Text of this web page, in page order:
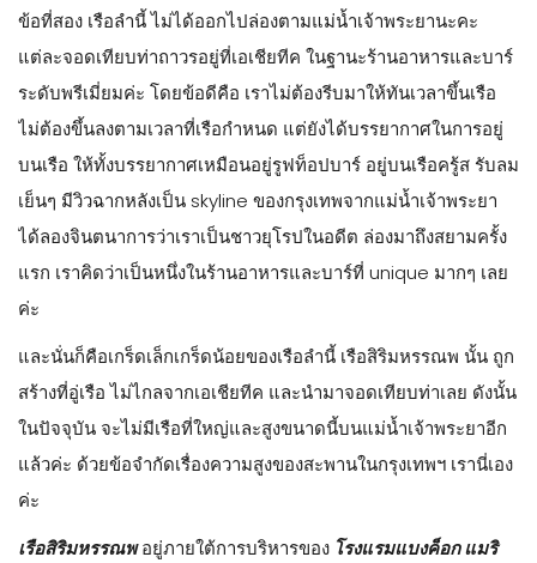
ข้อที่สอง เรือลำนี้ ไม่ได้ออกไปล่องตามแม่น้ำเจ้าพระยานะคะ
แต่ละจอดเทียบท่าถาวรอยู่ที่เอเชียทีค ในฐานะร้านอาหารและบาร์
ระดับพรีเมี่ยมค่ะ โดยข้อดีคือ เราไม่ต้องรีบมาให้ทันเวลาขึ้นเรือ
ไม่ต้องขึ้นลงตามเวลาที่เรือกำหนด แต่ยังได้บรรยากาศในการอยู่
บนเรือ ให้ทั้งบรรยากาศเหมือนอยู่รูฟท็อปบาร์ อยู่บนเรือครู้ส รับลม
เย็นๆ มีวิวฉากหลังเป็น skyline ของกรุงเทพจากแม่น้ำเจ้าพระยา
ได้ลองจินตนาการว่าเราเป็นชาวยุโรปในอดีต ล่องมาถึงสยามครั้ง
แรก เราคิดว่าเป็นหนึ่งในร้านอาหารและบาร์ที่ unique มากๆ เลย
ค่ะ
และนั่นก็คือเกร็ดเล็กเกร็ดน้อยของเรือลำนี้ เรือสิริมหรรณพ นั้น ถูก
สร้างที่อู่เรือ ไม่ไกลจากเอเชียทีค และนำมาจอดเทียบท่าเลย ดังนั้น
ในปัจจุบัน จะไม่มีเรือที่ใหญ่และสูงขนาดนี้บนแม่น้ำเจ้าพระยาอีก
แล้วค่ะ ด้วยข้อจำกัดเรื่องความสูงของสะพานในกรุงเทพฯ เรานี่เอง
ค่ะ
เรือสิริมหรรณพ อยู่ภายใต้การบริหารของ โรงแรมแบงค็อก แมริ